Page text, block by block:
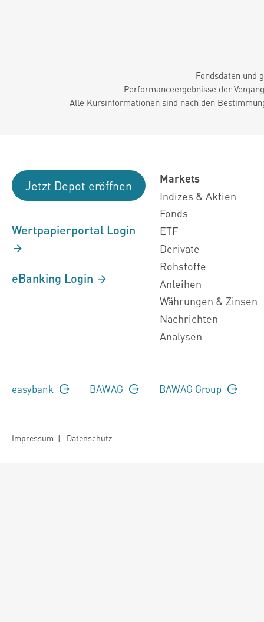
Fondsdaten und
Performanceergebnisse der
Alle Kursinformationen sind nach den
Jetzt Depot eröffnen
Wertpapierportal Login
eBanking Login
Markets
Indizes & Aktien
Fonds
ETF
Derivate
Rohstoffe
Anleihen
Währungen & Zinsen
Nachrichten
Analysen
easybank BAWAG BAWAG Group
Impressum | Datenschutz